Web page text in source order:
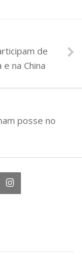
de
na China
posse no